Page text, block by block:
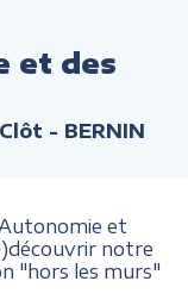
et des
- BERNIN
et
notre
"hors les murs"